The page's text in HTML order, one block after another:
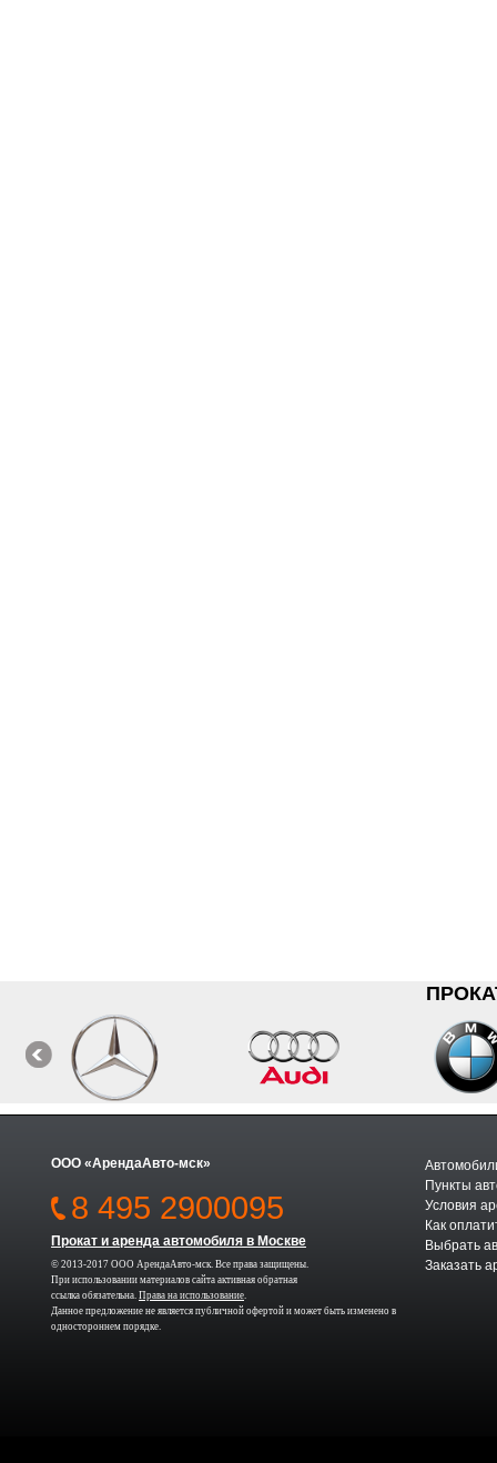
ООО «АрендаАвто-мск»
8 495 2900095
Прокат и аренда автомобиля в Москве
© 2013-2017 ООО АрендаАвто-мск. Все права защищены.
При использовании материалов сайта активная обратная
ссылка обязательна. Права на использование.
Данное предложение не является публичной офертой и может быть изменено в
одностороннем порядке.
Пункты
Условия
Как
Выбрать
Заказать